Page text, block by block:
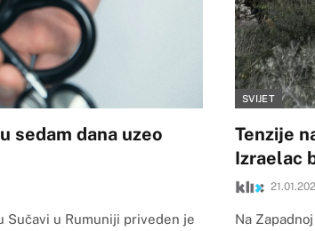
sedam dana uzeo
Sučavi u Rumuniji priveden je
SVIJET
Tenzije
Izraelac
Na